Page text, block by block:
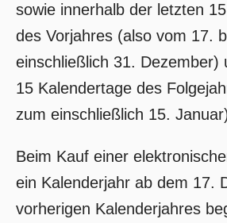
sowie innerhalb der letzten
des Vorjahres (also vom 17.
einschließlich 31. Dezember)
15 Kalendertage des
zum einschließlich 15.
Beim Kauf einer
ein Kalenderjahr ab dem 17.
vorherigen Kalenderjahres